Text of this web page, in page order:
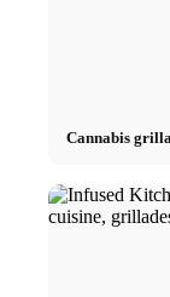
Cannabis